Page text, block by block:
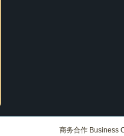
商务合作 Business